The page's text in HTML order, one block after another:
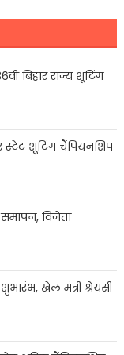
बिहार राज्य शूटिंग
स्टेट शूटिंग चैंपियनशिप
विजेता
खेल मंत्री श्रेयसी